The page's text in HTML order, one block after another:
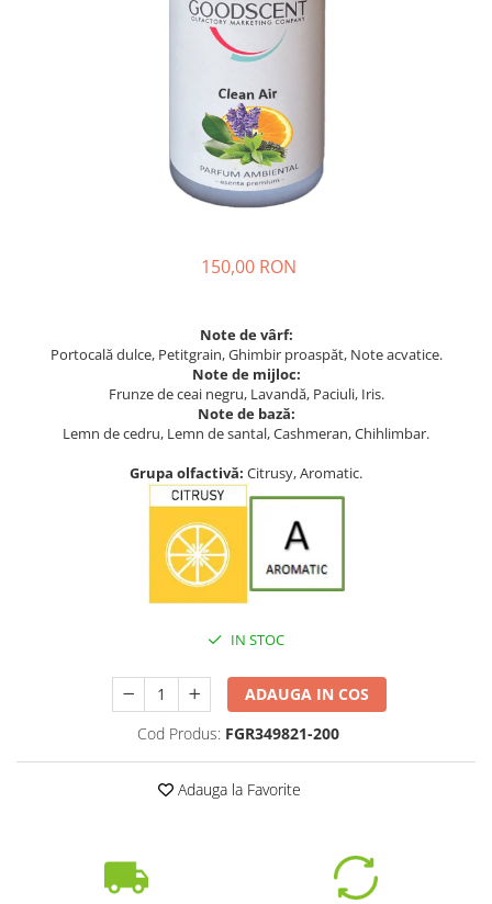
150,00 RON
Note de vârf:
Portocală dulce, Petitgrain, Ghimbir proaspăt, Note acvatice.
Note de mijloc:
Frunze de ceai negru, Lavandă, Paciuli, Iris.
Note de bază:
Lemn de cedru, Lemn de santal, Cashmeran, Chihlimbar.
Grupa olfactivă: Citrusy, Aromatic.
IN STOC
ADAUGA IN COS
Cod Produs: FGR349821-200
Adauga la Favorite